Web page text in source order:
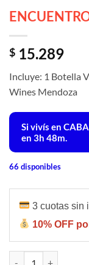
$ 15.289
Incluye: 1 Botella
Wines Mendoza
Si vivís en
en 3h 48m.
66 disponibles
3 cuotas sin
10% OFF